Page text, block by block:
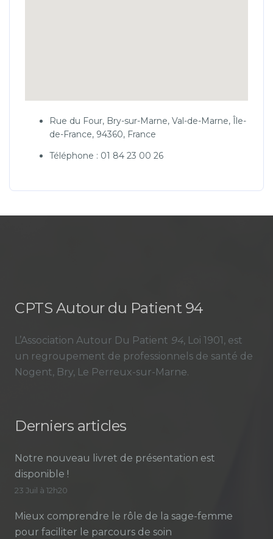
Rue du Four, Bry-sur-Marne, Val-de-Marne, Île-
de-France, 94360, France
Téléphone : 01 84 23 00 26
CPTS Autour du Patient 94
L’Association Autour Du Patient 94, Loi 1901, est
un regroupement de professionnels de santé de
Nogent, Bry, Le Perreux-sur-Marne.
Derniers articles
Notre nouveau livret de présentation est
disponible !
23 Juil à 12h20
Mieux comprendre le rôle de la sage-femme
pour faciliter le parcours de soin